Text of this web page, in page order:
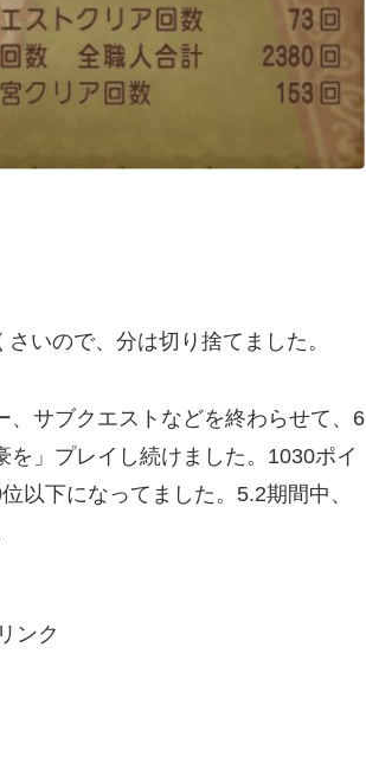
いので、分は切り捨てました。
、サブクエストなどを終わらせて、6
」プレイし続けました。1030ポイ
以下になってました。5.2期間中、
ンク